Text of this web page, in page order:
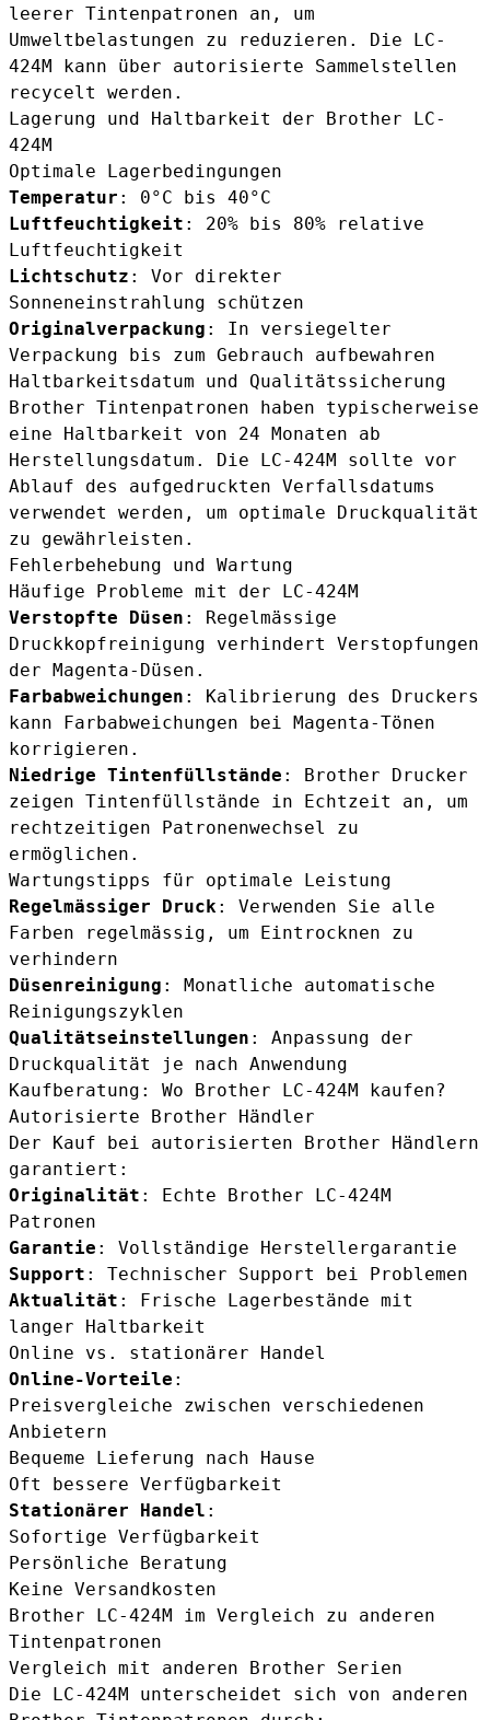
leerer Tintenpatronen an, um
Umweltbelastungen zu reduzieren. Die LC-
424M kann über autorisierte Sammelstellen
recycelt werden.
Lagerung und Haltbarkeit der Brother LC-
424M
Optimale Lagerbedingungen
Temperatur : 0°C bis 40°C
Luftfeuchtigkeit : 20% bis 80% relative
Luftfeuchtigkeit
Lichtschutz : Vor direkter
Sonneneinstrahlung schützen
Originalverpackung : In versiegelter
Verpackung bis zum Gebrauch aufbewahren
Haltbarkeitsdatum und Qualitätssicherung
Brother Tintenpatronen haben typischerweise
eine Haltbarkeit von 24 Monaten ab
Herstellungsdatum. Die LC-424M sollte vor
Ablauf des aufgedruckten Verfallsdatums
verwendet werden, um optimale Druckqualität
zu gewährleisten.
Fehlerbehebung und Wartung
Häufige Probleme mit der LC-424M
Verstopfte Düsen : Regelmässige
Druckkopfreinigung verhindert Verstopfungen
der Magenta-Düsen.
Farbabweichungen : Kalibrierung des Druckers
kann Farbabweichungen bei Magenta-Tönen
korrigieren.
Niedrige Tintenfüllstände : Brother Drucker
zeigen Tintenfüllstände in Echtzeit an, um
rechtzeitigen Patronenwechsel zu
ermöglichen.
Wartungstipps für optimale Leistung
Regelmässiger Druck : Verwenden Sie alle
Farben regelmässig, um Eintrocknen zu
verhindern
Düsenreinigung : Monatliche automatische
Reinigungszyklen
Qualitätseinstellungen : Anpassung der
Druckqualität je nach Anwendung
Kaufberatung: Wo Brother LC-424M kaufen?
Autorisierte Brother Händler
Der Kauf bei autorisierten Brother Händlern
garantiert:
Originalität : Echte Brother LC-424M
Patronen
Garantie : Vollständige Herstellergarantie
Support : Technischer Support bei Problemen
Aktualität : Frische Lagerbestände mit
langer Haltbarkeit
Online vs. stationärer Handel
Online-Vorteile :
Preisvergleiche zwischen verschiedenen
Anbietern
Bequeme Lieferung nach Hause
Oft bessere Verfügbarkeit
Stationärer Handel :
Sofortige Verfügbarkeit
Persönliche Beratung
Keine Versandkosten
Brother LC-424M im Vergleich zu anderen
Tintenpatronen
Vergleich mit anderen Brother Serien
Die LC-424M unterscheidet sich von anderen